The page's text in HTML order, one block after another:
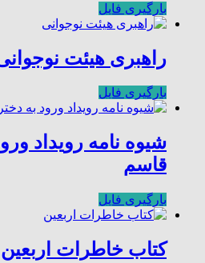
بارگیری فایل
راهبری هیئت
بارگیری فایل
شیوه نامه رویداد
قاسم
بارگیری فایل
کتاب خاطرات اربعین